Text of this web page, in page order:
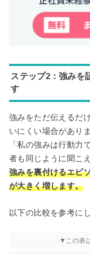
ステップ2：強みを
す
強みをただ伝えるだ
いにくい場合がありま
「私の強みは行動力
者も同じように聞こ
強みを裏付けるエピ
が大きく増します。
以下の比較を参考に